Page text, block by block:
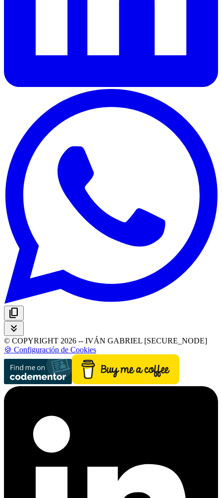
content_copy
keyboard_double_arrow_down
© COPYRIGHT 2026 -- IVÁN GABRIEL [SECURE_NODE]
🍪 Configuración de Cookies